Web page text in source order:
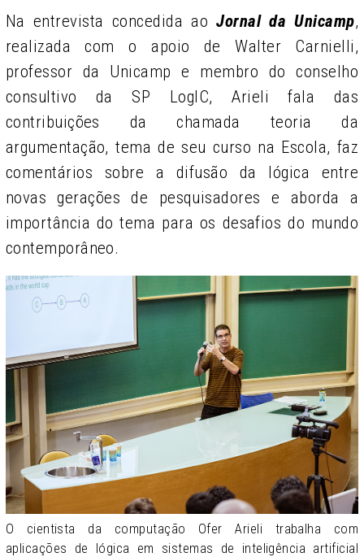
Na entrevista concedida aoJornal da Unicamp,
realizada com o apoio de Walter Carnielli,
professor da Unicamp e membro do conselho
consultivo da SP LogIC, Arieli fala das
contribuições da chamada teoria da
argumentação, tema de seu curso na Escola, faz
comentários sobre a difusão da lógica entre
novas gerações de pesquisadores e aborda a
importância do tema para os desafios do mundo
contemporâneo.
O cientista da computação Ofer Arieli trabalha com
aplicações de lógica em sistemas de inteligência artificial